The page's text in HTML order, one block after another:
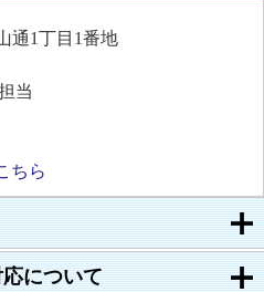
について
通1丁目1番地
当
ちら